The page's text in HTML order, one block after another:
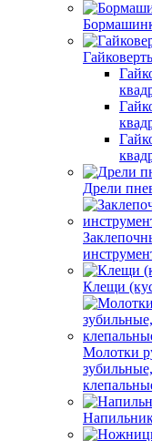
Дрели
Клещи
Молотки